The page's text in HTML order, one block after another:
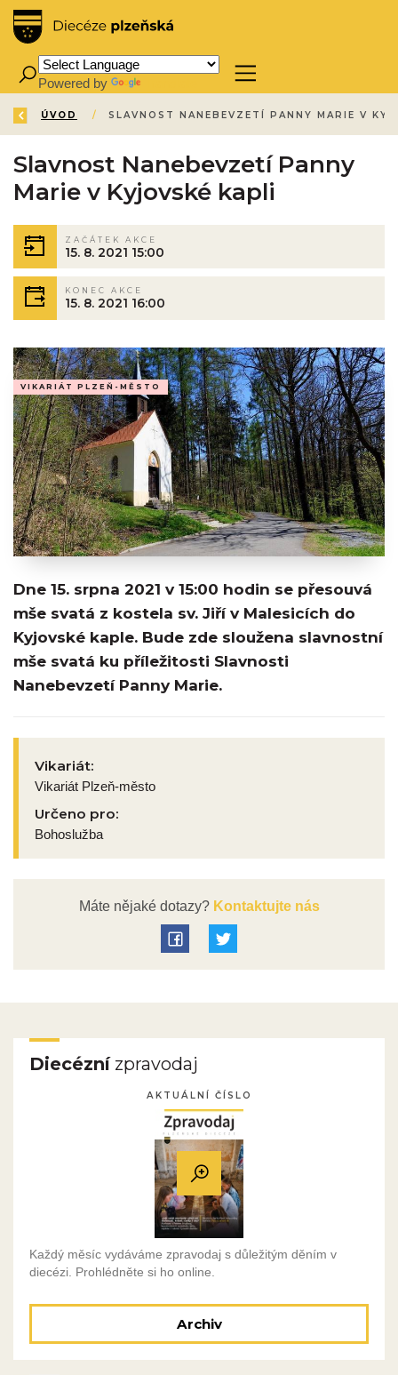
Powered by
ZPĚT
ÚVOD /
Slavnost Nanebevzetí Panny
Marie v Kyjovské kapli
ZAČÁTEK AKCE
15. 8. 2021 15:00
KONEC AKCE
15. 8. 2021 16:00
VIKARIÁT PLZEŇ-MĚSTO
Dne 15. srpna 2021 v 15:00 hodin se přesouvá
mše svatá z kostela sv. Jiří v Malesicích do
Kyjovské kaple. Bude zde sloužena slavnostní
mše svatá ku příležitosti Slavnosti
Nanebevzetí Panny Marie.
Vikariát:
Vikariát Plzeň-město
Určeno pro:
Bohoslužba
Máte nějaké dotazy?Kontaktujte nás
Diecéznízpravodaj
AKTUÁLNÍ ČÍSLO
Každý měsíc vydáváme zpravodaj s důležitým děním v
diecézi. Prohlédněte si ho online.
Archiv